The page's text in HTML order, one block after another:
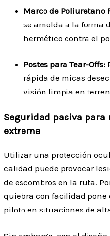
Marco de Poliuretano
se amolda a la forma
hermético contra el
Postes para Tear-Offs:
rápida de micas
visión limpia en
Seguridad pasiva para
extrema
Utilizar una protección
calidad puede provocar
de escombros en la ruta.
quiebra con facilidad pone
piloto en situaciones de